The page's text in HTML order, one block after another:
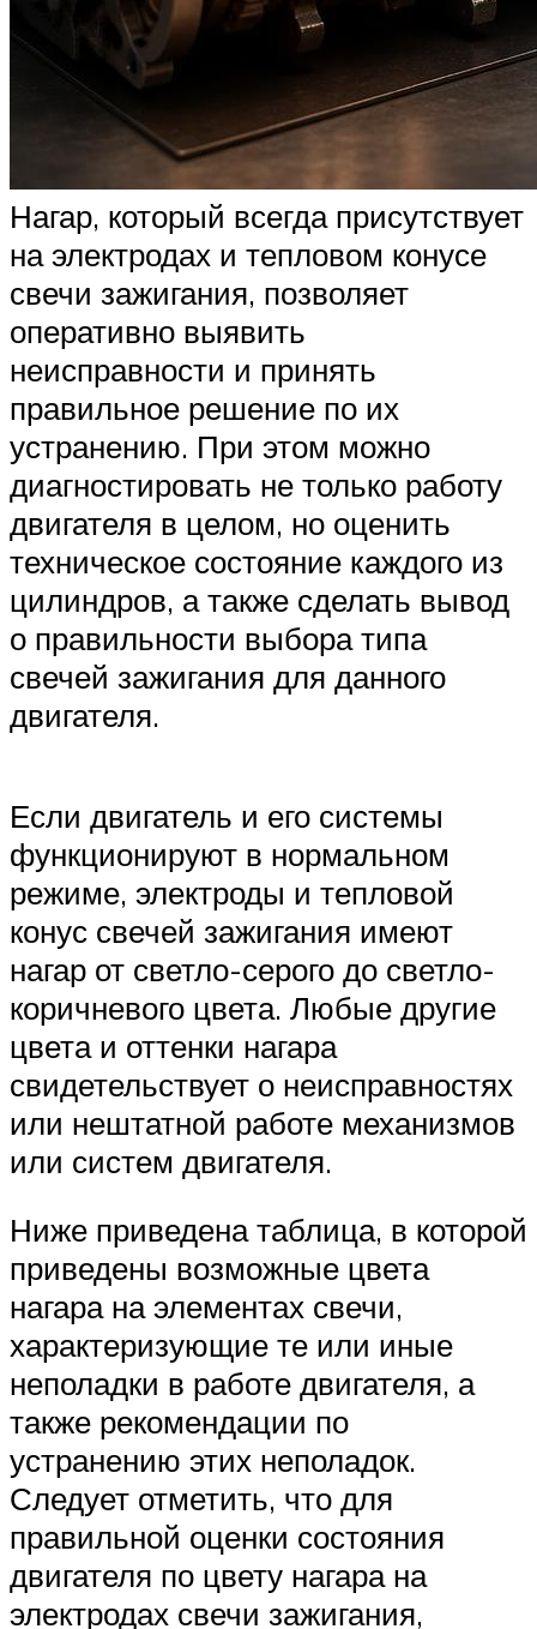
Нагар, который всегда присутствует
на электродах и тепловом конусе
свечи зажигания, позволяет
оперативно выявить
неисправности и принять
правильное решение по их
устранению. При этом можно
диагностировать не только работу
двигателя в целом, но оценить
техническое состояние каждого из
цилиндров, а также сделать вывод
о правильности выбора типа
свечей зажигания для данного
двигателя.
Если двигатель и его системы
функционируют в нормальном
режиме, электроды и тепловой
конус свечей зажигания имеют
нагар от светло-серого до светло-
коричневого цвета. Любые другие
цвета и оттенки нагара
свидетельствует о неисправностях
или нештатной работе механизмов
или систем двигателя.
Ниже приведена таблица, в которой
приведены возможные цвета
нагара на элементах свечи,
характеризующие те или иные
неполадки в работе двигателя, а
также рекомендации по
устранению этих неполадок.
Следует отметить, что для
правильной оценки состояния
двигателя по цвету нагара на
электродах свечи зажигания,